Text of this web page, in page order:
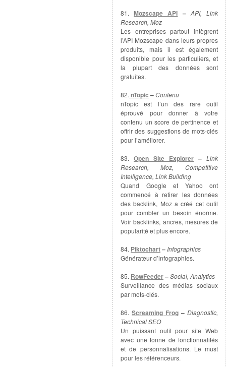
81.Mozscape API –API, Link
Research, Moz
Les entreprises partout intègrent
l’API Mozscape dans leurs propres
produits, mais il est également
disponible pour les particuliers, et
la plupart des données sont
gratuites.
82.nTopic –Contenu
nTopic est l’un des rare outil
éprouvé pour donner à votre
contenu un score de pertinence et
offrir des suggestions de mots-clés
pour l’améliorer.
83. Open Site Explorer – Link
Research, Moz, Competitive
Intelligence, Link Building
Quand Google et Yahoo ont
commencé à retirer les données
des backlink, Moz a créé cet outil
pour combler un besoin énorme.
Voir backlinks, ancres, mesures de
popularité et plus encore.
84. Piktochart–Infographics
Générateur d’infographies.
85. RowFeeder–Social, Analytics
Surveillance des médias sociaux
par mots-clés.
86. Screaming Frog – Diagnostic,
Technical SEO
Un puissant outil pour site Web
avec une tonne de fonctionnalités
et de personnalisations. Le must
pour les référenceurs.